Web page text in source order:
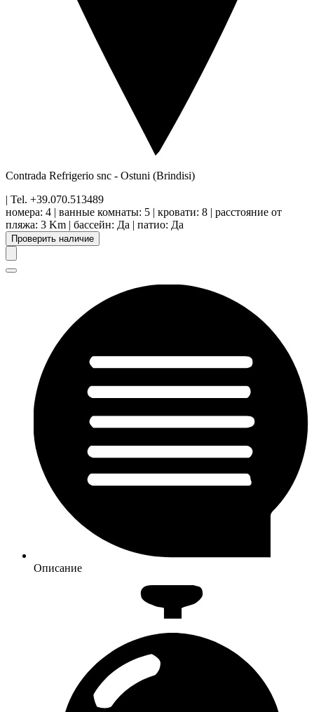
Contrada Refrigerio snc - Ostuni (Brindisi)
| Tel. +39.070.513489
номера: 4 | ванные комнаты: 5 | кровати: 8 | расстояние от
пляжа: 3 Km | бассейн: Да | патио: Да
Проверить наличие
Описание